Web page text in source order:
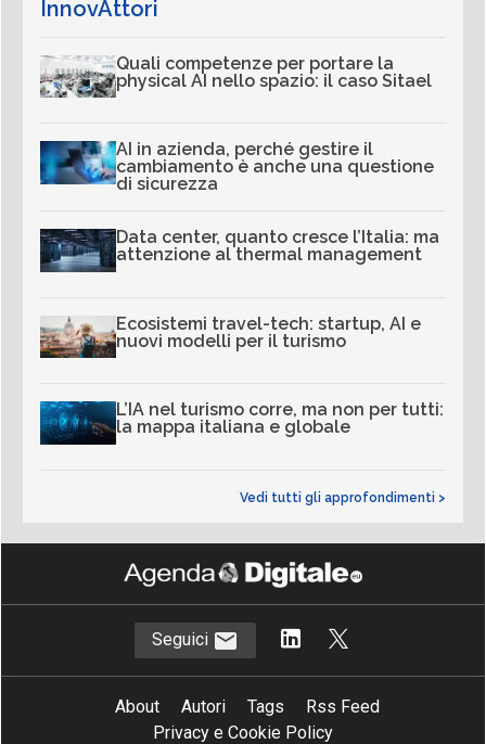
InnovAttori
Quali competenze per portare la
physical AI nello spazio: il caso Sitael
AI in azienda, perché gestire il
cambiamento è anche una questione
di sicurezza
Data center, quanto cresce l’Italia: ma
attenzione al thermal management
Ecosistemi travel-tech: startup, AI e
nuovi modelli per il turismo
L’IA nel turismo corre, ma non per tutti:
la mappa italiana e globale
Vedi tutti gli approfondimenti >
Seguici
About Autori Tags
Rss Feed
Privacy e Cookie Policy